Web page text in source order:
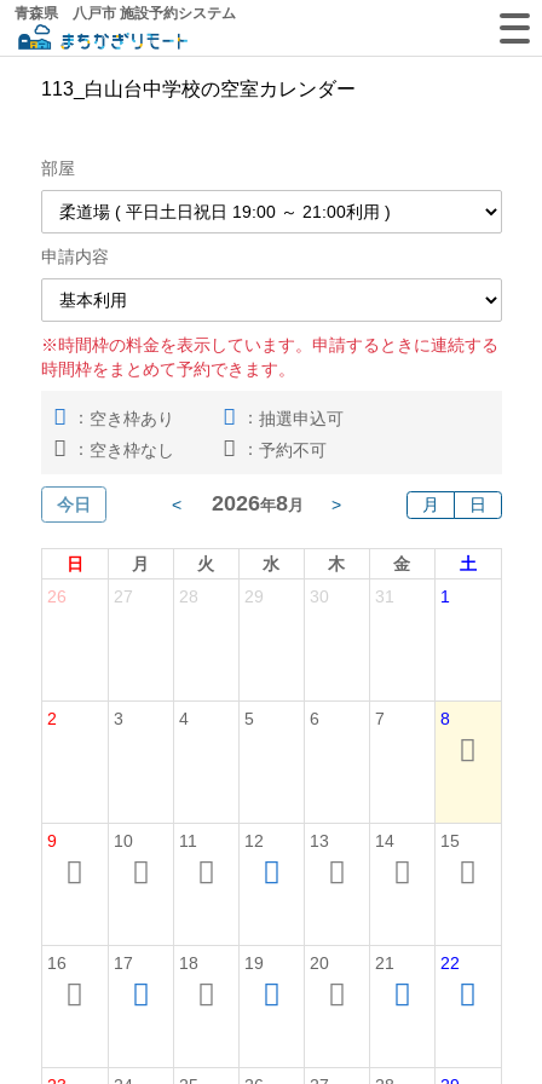
青森県 八戸市 施設予約システム
113_白山台中学校の空室カレンダー
部屋
申請内容
※時間枠の料金を表示しています。申請するときに連続する
時間枠をまとめて予約できます。
： 空き枠あり ： 抽選申込可
： 空き枠なし ： 予約不可
今日 < 2026年8 月 > 月 日
日 月 火 水 木 金
土
26
27 28 29 30 31 1
2 3 4 5 6 7 8
9 10 11 12 13 14 15
16 17 18 19 20 21 22